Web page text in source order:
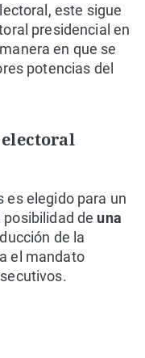
este sigue
presidencial en
en que se
potencias del
electoral
es elegido para un
posibilidad de una
de la
el mandato